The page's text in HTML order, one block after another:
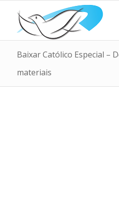
Baixar Católico Especial –
materiais